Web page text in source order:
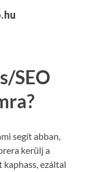
SEO
segít abban,
kerülj a
ezáltal